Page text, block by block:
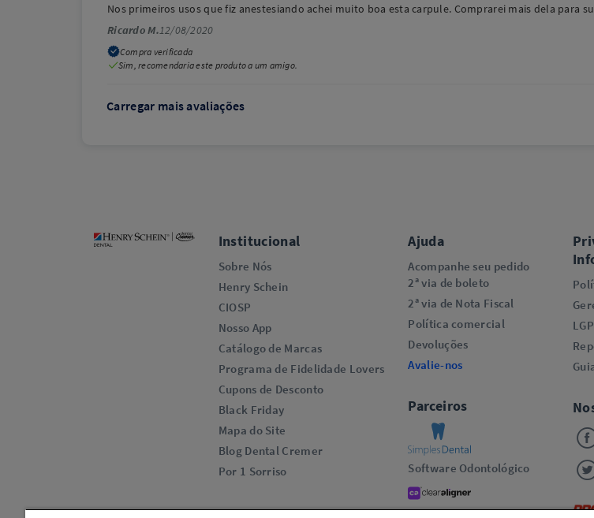
Nos primeiros usos que fiz anestesiando achei muito boa esta carpule. Comprarei mais dela para
Ricardo M.12/08/2020
Compra verificada
Sim, recomendaria este produto a um amigo.
Carregar mais avaliações
Institucional
Sobre Nós
Henry Schein
CIOSP
Nosso App
Catálogo de Marcas
Programa de Fidelidade Lovers​
Cupons de Desconto
Black Friday
Mapa do Site
Blog Dental Cremer
Por 1 Sorriso
Ajuda
Acompanhe seu pedido
2ª via de boleto
2ª via de Nota Fiscal
Política comercial
Devoluções
Avalie-nos
Parceiros
Software Odontológico
Alinhadores Transparentes